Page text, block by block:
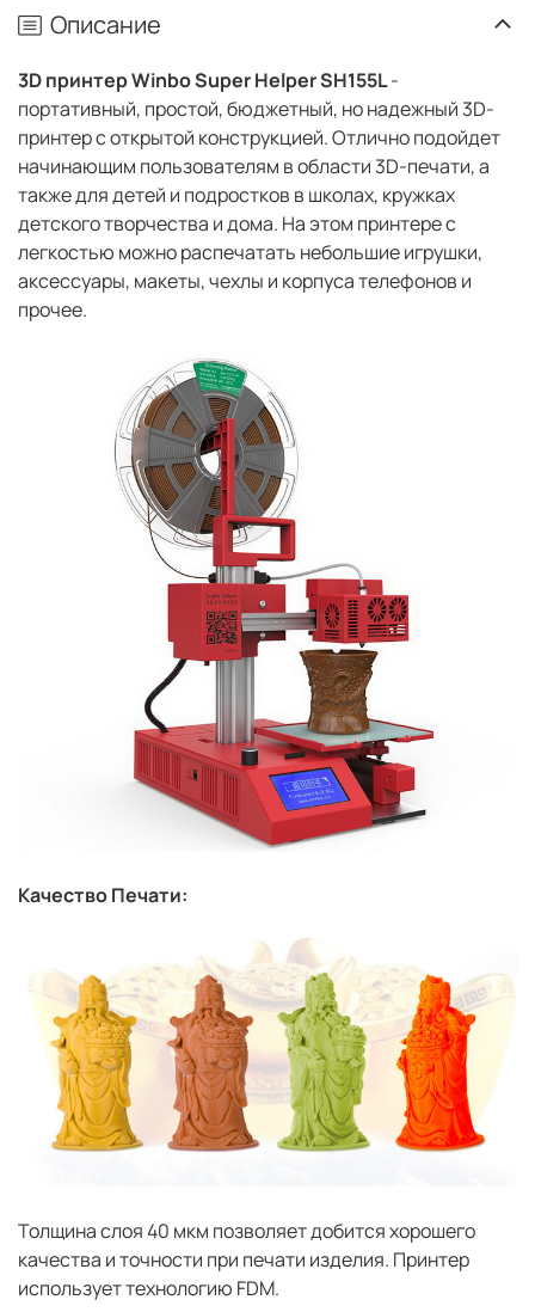
Описание
3D принтер Winbo Super Helper SH155L-
портативный, простой, бюджетный, но надежный 3D-
принтер с открытой конструкцией. Отлично подойдет
начинающим пользователям в области 3D-печати, а
также для детей и подростков в школах, кружках
детского творчества и дома. На этом принтере с
легкостью можно распечатать небольшие игрушки,
аксессуары, макеты, чехлы и корпуса телефонов и
прочее.
Качество Печати:
Толщина слоя 40 мкм позволяет добится хорошего
качества и точности при печати изделия. Принтер
использует технологию FDM.